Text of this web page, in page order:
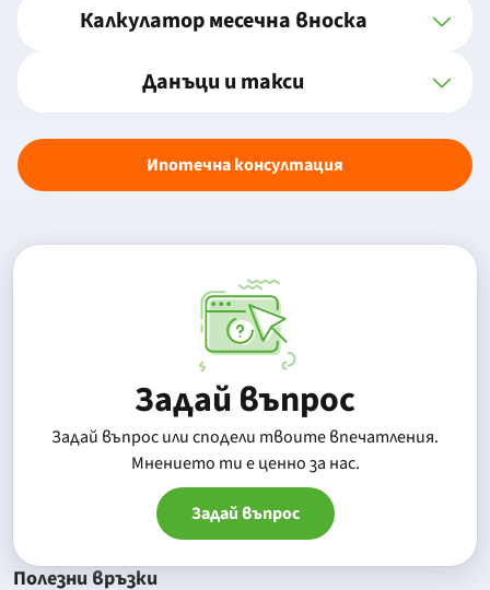
Калкулатор месечна вноска
Данъци и такси
Ипотечна консултация
Задай въпрос
Задай въпрос или сподели твоите впечатления.
Mнението ти е ценно за нас.
Задай въпрос
Полезни връзки